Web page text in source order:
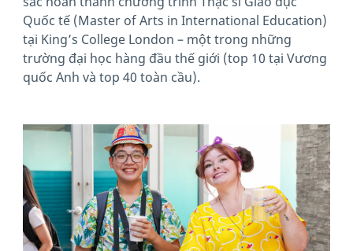
Quốc tế (Master of Arts in International Education)
tại King’s College London – một trong những
trường đại học hàng đầu thế giới (top 10 tại Vương
quốc Anh và top 40 toàn cầu).
News image